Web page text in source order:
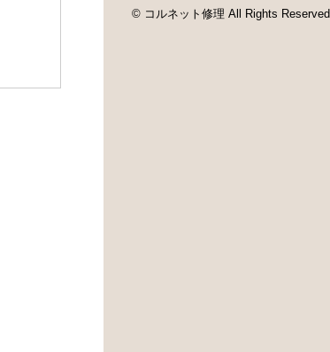
© コルネット修理 All Rights Reserved.